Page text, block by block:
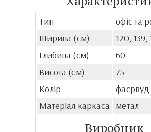
Тип
офіс та
Ширина (см)
120, 139,
Глибина (см)
60
Висота (см)
75
Колір
фаєрвуд
Матеріал каркаса
метал
Виробник